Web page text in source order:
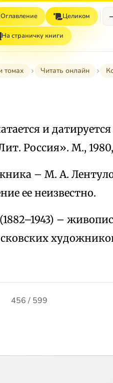
Оглавление Целиком −
На страничку книги
томах Читать онлайн
и
Россия». М., 1980,
– М. А.
ее неизвестно.
–
456 / 599